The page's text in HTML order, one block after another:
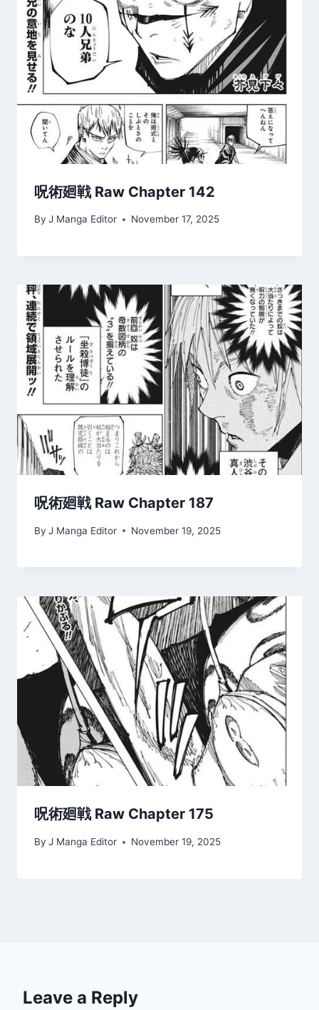
呪術廻戦 Raw Chapter 142
By J Manga Editor November 17, 2025
呪術廻戦 Raw Chapter 187
By J Manga Editor November 19, 2025
呪術廻戦 Raw Chapter 175
By J Manga Editor November 19, 2025
Leave a Reply